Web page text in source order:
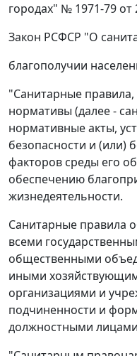
городах" № 1971-79 от
Закон РСФСР "О
благополучии
"Санитарные
нормативы (далее -
нормативные акты,
безопасности и (или)
факторов среды его
обеспечению
жизнедеятельности.
Санитарные правила
всеми
общественными
иными
организациями и
подчиненности и
должностными